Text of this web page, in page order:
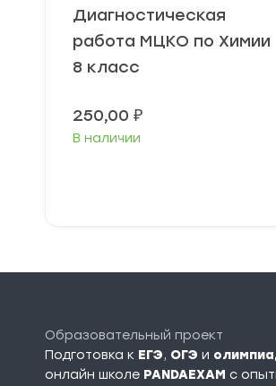
Диагностическая
работа МЦКО по Химии
8 класс
250,00 ₽
В наличии
Образовательный проект
Подготовка к ЕГЭ, ОГЭ и
онлайн школе PANDAEXAM c